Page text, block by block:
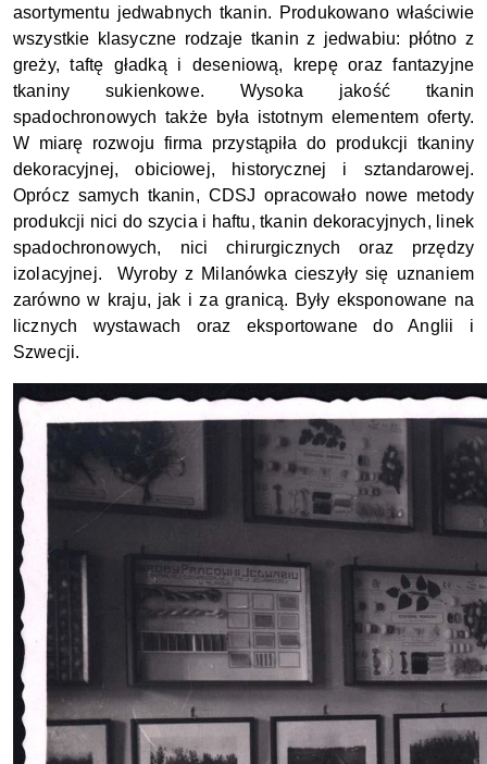
asortymentu jedwabnych tkanin. Produkowano właściwie
wszystkie klasyczne rodzaje tkanin z jedwabiu: płótno z
greży, taftę gładką i deseniową, krepę oraz fantazyjne
tkaniny sukienkowe. Wysoka jakość tkanin
spadochronowych także była istotnym elementem oferty.
W miarę rozwoju firma przystąpiła do produkcji tkaniny
dekoracyjnej, obiciowej, historycznej i sztandarowej.
Oprócz samych tkanin, CDSJ opracowało nowe metody
produkcji nici do szycia i haftu, tkanin dekoracyjnych, linek
spadochronowych, nici chirurgicznych oraz przędzy
izolacyjnej.  Wyroby z Milanówka cieszyły się uznaniem
zarówno w kraju, jak i za granicą. Były eksponowane na
licznych wystawach oraz eksportowane do Anglii i
Szwecji.